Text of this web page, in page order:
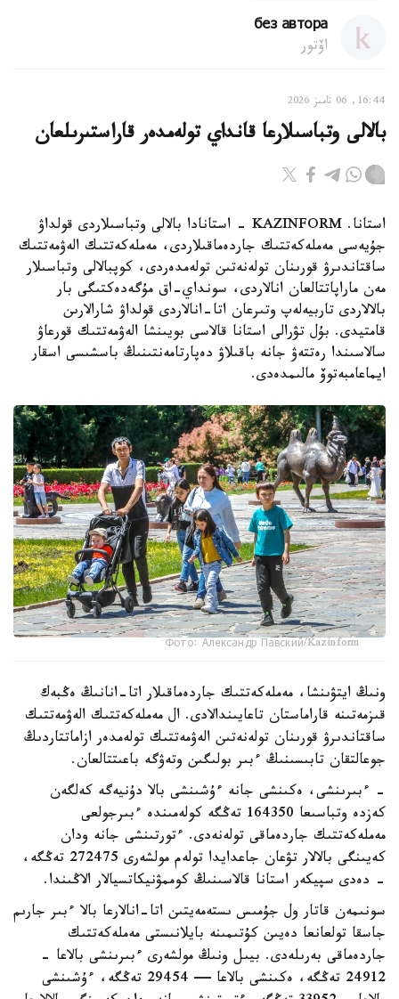
без автора
اۆتور
16:44, 06 تامىز 2026
بالالى وتباسىلارعا قانداي تولەمدەر قاراستىرىلعان
استانا. KAZINFORM - استانادا بالالى وتباسىلاردى قولداۋ
جۇيەسى مەملەكەتتىك جاردەماقىلاردى، مەملەكەتتىك الەۋمەتتىك
ساقتاندىرۋ قورىنان تولەنەتىن تولەمدەردى، كوپبالالى وتباسىلار
مەن ماراپاتتالعان انالاردى، سونداي-اق مۇگەدەكتىگى بار
بالالاردى تاربيەلەپ وتىرعان اتا-انالاردى قولداۋ شارالارىن
قامتيدى. بۇل تۋرالى استانا قالاسى بويىنشا الەۋمەتتىك قورعاۋ
سالاسىندا رەتتەۋ جانە باقىلاۋ دەپارتامەنتىنىڭ باسشىسى اسقار
ايماعامبەتوۆ مالىمدەدى.
Фото: Александр Павский/Kazinform
ونىڭ ايتۋىنشا، مەملەكەتتىك جاردەماقىلار اتا-انانىڭ ەڭبەك
قىزمەتىنە قاراماستان تاعايىندالادى. ال مەملەكەتتىك الەۋمەتتىك
ساقتاندىرۋ قورىنان تولەنەتىن الەۋمەتتىك تولەمدەر ازاماتتاردىڭ
جوعالتقان تابىسىنىڭ ءبىر بولىگىن وتەۋگە باعىتتالعان.
- ءبىرىنشى، ەكىنشى جانە ءۇشىنشى بالا دۇنيەگە كەلگەن
كەزدە وتباسىعا 164350 تەڭگە كولەمىندە ءبىرجولعى
مەملەكەتتىك جاردەماقى تولەنەدى. ءتورتىنشى جانە ودان
كەيىنگى بالالار تۋعان جاعدايدا تولەم مولشەرى 272475 تەڭگە،
- دەدى سپيكەر استانا قالاسىنىڭ كوممۋنيكاتسيالار الاڭىندا.
سونىمەن قاتار ول جۇمىس ىستەمەيتىن اتا-انالارعا بالا ءبىر جارىم
جاسقا تولعانعا دەيىن كۇتىمىنە بايلانىستى مەملەكەتتىك
جاردەماقى بەرىلەدى. بيىل ونىڭ مولشەرى ءبىرىنشى بالاعا -
24912 تەڭگە، ەكىنشى بالاعا — 29454 تەڭگە، ءۇشىنشى